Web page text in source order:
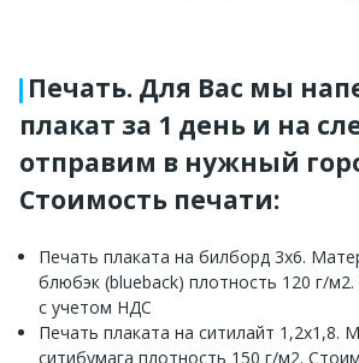
Печать. Для Вас мы
плакат за 1 день и на
отправим в нужный
Стоимость печати:
Печать плаката на билборд 3х6.
блюбэк (blueback) плотность 120 г/
с учетом НДС
Печать плаката на ситилайт 1,2х1,8.
ситибумага плотность 150 г/м2.